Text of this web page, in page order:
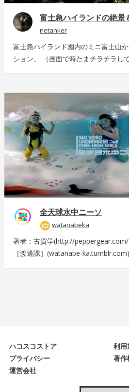
富士急ハイランドの絶景
netanker
富士急ハイランド園内のミニ富士山
ション。 （画面で時たまチラチラし
4125-4c14-9883-5751e4eaac33 後
ンパ」が「ド・ドドンパ」に変わり
再撮影した映像はこちら
https://store.hacosco.com/movies/
9e69-c14eef62ea6b
全天球水中ニーソ
watanabeka
著者：古賀学(http://
［渡邊課］(watanabe-
ハコスコストア
利用
プライバシー
著作
運営会社